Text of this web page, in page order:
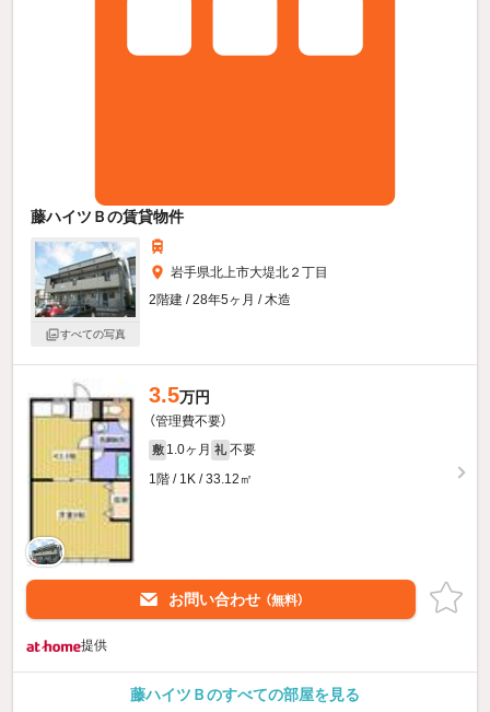
藤ハイツＢの賃貸物件
すべての写真
岩手県北上市大堤北２丁目
2階建 / 28年5ヶ月 / 木造
3.5万円
（管理費不要）
敷 1.0ヶ月 礼 不要
1階 / 1K / 33.12㎡
お問い合わせ （無料）
提供
藤ハイツＢのすべての部屋を見る